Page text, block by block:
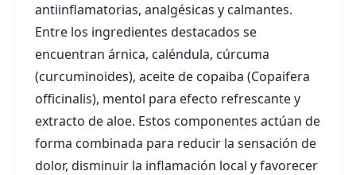
antiinflamatorias, analgésicas y calmantes.
Entre los ingredientes destacados se
encuentran árnica, caléndula, cúrcuma
(curcuminoides), aceite de copaiba (Copaifera
officinalis), mentol para efecto refrescante y
extracto de aloe. Estos componentes actúan de
forma combinada para reducir la sensación de
dolor, disminuir la inflamación local y favorecer